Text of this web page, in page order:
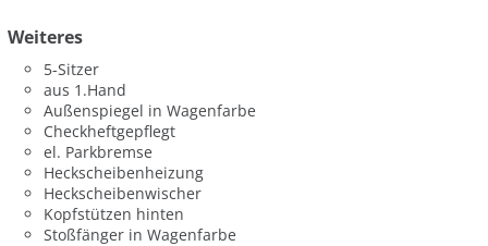
Weiteres
5-Sitzer
aus 1.Hand
Außenspiegel in Wagenfarbe
Checkheftgepflegt
el. Parkbremse
Heckscheibenheizung
Heckscheibenwischer
Kopfstützen hinten
Stoßfänger in Wagenfarbe